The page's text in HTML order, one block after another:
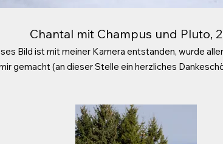
Chantal mit Champus und Pluto,
Bild ist mit meiner Kamera entstanden, wurde
gemacht (an dieser Stelle ein herzliches